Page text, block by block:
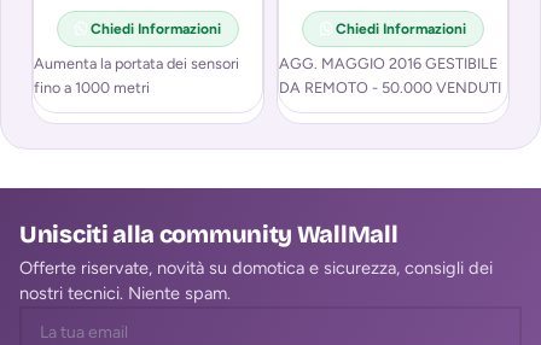
Chiedi Informazioni
Aumenta la portata dei sensori
fino a 1000 metri
Chiedi Informazioni
AGG. MAGGIO 2016 GESTIBILE
DA REMOTO - 50.000 VENDUTI
Unisciti alla community WallMall
Offerte riservate, novità su domotica e sicurezza, consigli dei
nostri tecnici. Niente spam.